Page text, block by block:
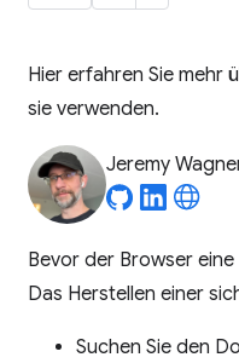
Hier erfahren Sie mehr
sie verwenden.
Jeremy
Bevor der Browser
Das Herstellen einer
Suchen Sie den